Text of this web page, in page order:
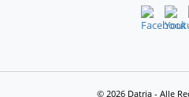
© 2026 Datria - Alle